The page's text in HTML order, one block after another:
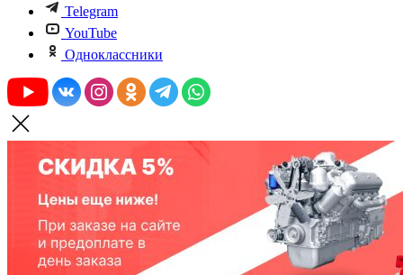
Telegram
YouTube
Одноклассники